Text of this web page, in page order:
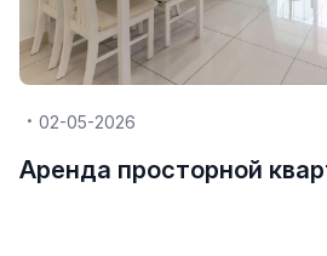
02-05-2026
Аренда просторной